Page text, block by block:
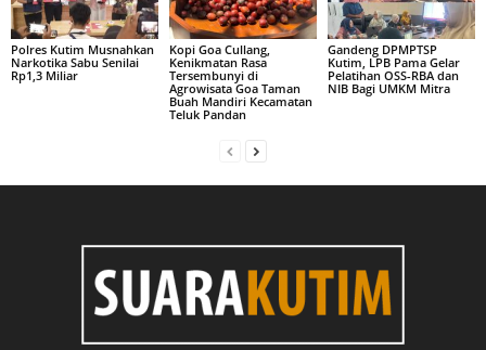
Polres Kutim Musnahkan
Narkotika Sabu Senilai
Rp1,3 Miliar
Kopi Goa Cullang,
Kenikmatan Rasa
Tersembunyi di
Agrowisata Goa Taman
Buah Mandiri Kecamatan
Teluk Pandan
Gandeng DPMPTSP
Kutim, LPB Pama Gelar
Pelatihan OSS-RBA dan
NIB Bagi UMKM Mitra